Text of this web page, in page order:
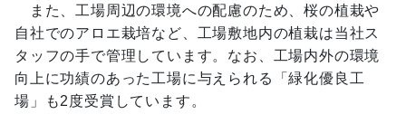
また、工場周辺の環境への配慮のため、桜の植栽や
自社でのアロエ栽培など、工場敷地内の植栽は当社ス
タッフの手で管理しています。なお、工場内外の環境
向上に功績のあった工場に与えられる「緑化優良工
場」も2度受賞しています。